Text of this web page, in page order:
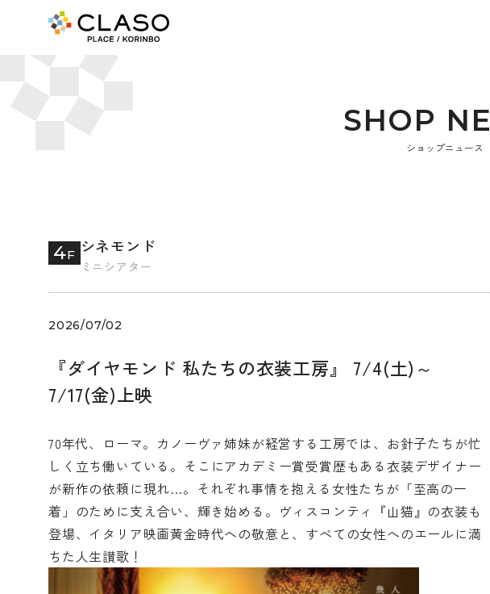
SHOP NE
ショップニュース
4F シネモンド
ミニシアター
2026/07/02
『ダイヤモンド 私たちの衣装工房』 7/4(土)～
7/17(金)上映
70年代、ローマ。カノーヴァ姉妹が経営する工房では、お針子たちが忙
しく立ち働いている。そこにアカデミー賞受賞歴もある衣装デザイナー
が新作の依頼に現れ…。それぞれ事情を抱える女性たちが「至高の一
着」のために支え合い、輝き始める。ヴィスコンティ『山猫』の衣装も
登場、イタリア映画黄金時代への敬意と、すべての女性へのエールに満
ちた人生讃歌！